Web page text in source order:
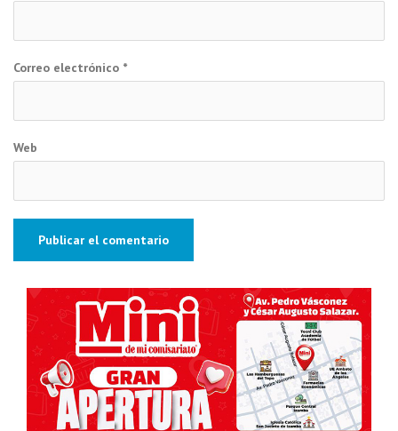
Correo electrónico *
Web